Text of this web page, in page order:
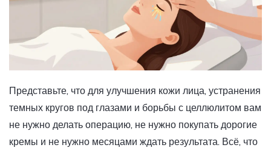
Представьте, что для улучшения кожи лица, устранения
темных кругов под глазами и борьбы с целлюлитом вам
не нужно делать операцию, не нужно покупать дорогие
кремы и не нужно месяцами ждать результата. Всё, что